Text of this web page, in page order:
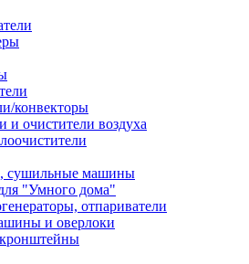
конвекторы
и очистители воздуха
сушильные машины
"Умного дома"
отпариватели
и оверлоки